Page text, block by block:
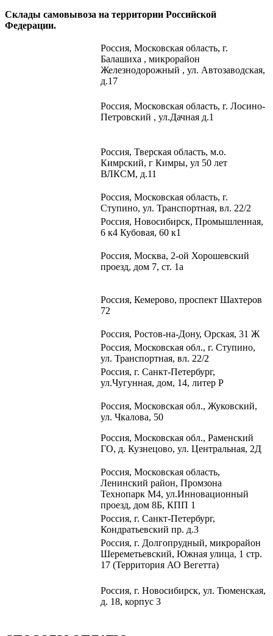
Склады самовывоза на территории Российской
Федерации.
Россия, Московская область, г.
Балашиха , микрорайон
Железнодорожный , ул. Автозаводская,
д.17
Россия, Московская область, г. Лосино-
Петровский , ул.Дачная д.1
Россия, Тверская область, м.о.
Кимрский, г Кимры, ул 50 лет
ВЛКСМ, д.11
Россия, Московская область, г.
Ступино, ул. Транспортная, вл. 22/2​
Россия, Новосибирск, Промышленная,
6 к4 Кубовая, 60 к1​
Россия, Москва, 2-ой Хорошевский
проезд, дом 7, ст. 1а
Россия, Кемерово, проспект Шахтеров
72
Россия, Ростов-на-Дону, Орская, 31 Ж
Россия, Московская обл., г. Ступино,
ул. Транспортная, вл. 22/2
Россия, г. Санкт-Петербург,
ул.Чугунная, дом, 14, литер Р
Россия, Московская обл., Жуковский,
ул. Чкалова, 50
Россия, Московская обл., Раменский
ГО, д. Кузнецово, ул. Центральная, 2Д
Россия, Московская область,
Ленинский район, Промзона
Технопарк М4, ул.Инновационный
проезд, дом 8Б, КПП 1
Россия, г. Санкт-Петербург,
Кондратьевский пр. д.3
Россия, г. Долгопрудный, микрорайон
Шереметьевский, Южная улица, 1 стр.
17 (Территория АО Вегетта)
Россия, г. Новосибирск, ул. Тюменская,
д. 18, корпус 3